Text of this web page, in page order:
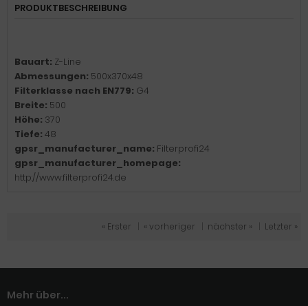
PRODUKTBESCHREIBUNG
Bauart: Z-Line
Abmessungen: 500x370x48
Filterklasse nach EN779: G4
Breite: 500
Höhe: 370
Tiefe: 48
gpsr_manufacturer_name: Filterprofi24
gpsr_manufacturer_homepage:
http://www.filterprofi24.de
« Erster « vorheriger nächster » Letzter »
Mehr über...